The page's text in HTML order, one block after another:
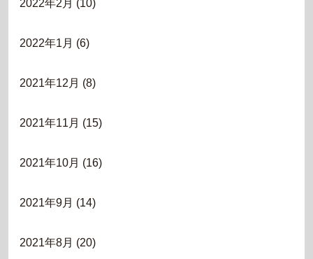
2022年2月 (10)
2022年1月 (6)
2021年12月 (8)
2021年11月 (15)
2021年10月 (16)
2021年9月 (14)
2021年8月 (20)